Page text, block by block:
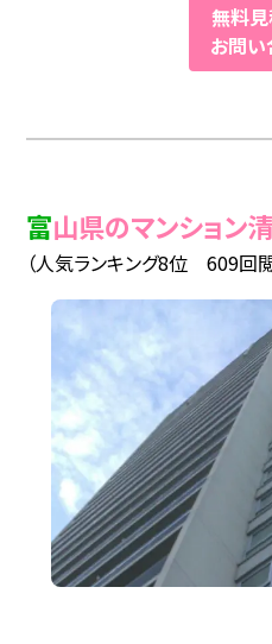
無料見
お問
富山県のマンション
（人気ランキング8位 609回閲